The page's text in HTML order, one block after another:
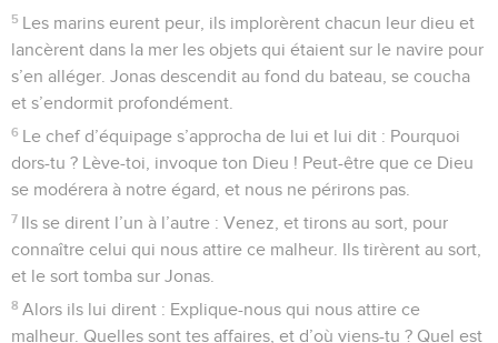
5 Les marins eurent peur, ils implorèrent chacun leur dieu et
lancèrent dans la mer les objets qui étaient sur le navire pour
s’en alléger. Jonas descendit au fond du bateau, se coucha
et s’endormit profondément.
6 Le chef d’équipage s’approcha de lui et lui dit : Pourquoi
dors-tu ? Lève-toi, invoque ton Dieu ! Peut-être que ce Dieu
se modérera à notre égard, et nous ne périrons pas.
7 Ils se dirent l’un à l’autre : Venez, et tirons au sort, pour
connaître celui qui nous attire ce malheur. Ils tirèrent au sort,
et le sort tomba sur Jonas.
8 Alors ils lui dirent : Explique-nous qui nous attire ce
malheur. Quelles sont tes affaires, et d’où viens-tu ? Quel est